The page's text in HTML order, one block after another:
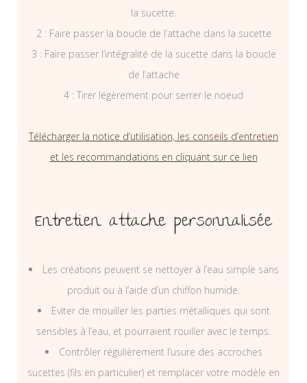
la sucette.
2 : Faire passer la boucle de l’attache dans la sucette
3 : Faire passer l’intégralité de la sucette dans la boucle
de l’attache
4 : Tirer légèrement pour serrer le noeud
Télécharger la notice d’utilisation, les conseils d’entretien
et les recommandations en cliquant sur ce lien
Entretien attache personnalisée
Les créations peuvent se nettoyer à l’eau simple sans
produit ou à l’aide d’un chiffon humide.
Eviter de mouiller les parties métalliques qui sont
sensibles à l’eau, et pourraient rouiller avec le temps.
Contrôler régulièrement l’usure des accroches
sucettes (fils en particulier) et remplacer votre modèle en